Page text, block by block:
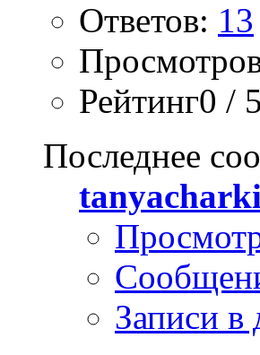
Ответов: 13
Рейтинг0 / 5
Последнее
Записи в